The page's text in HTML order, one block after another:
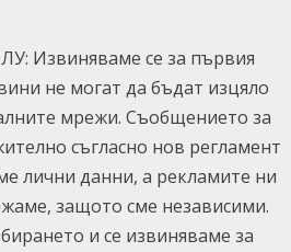
Извиняваме се за първия
не могат да бъдат изцяло
мрежи. Съобщението за
съгласно нов регламент
лични данни, а рекламите ни
защото сме независими.
и се извиняваме за